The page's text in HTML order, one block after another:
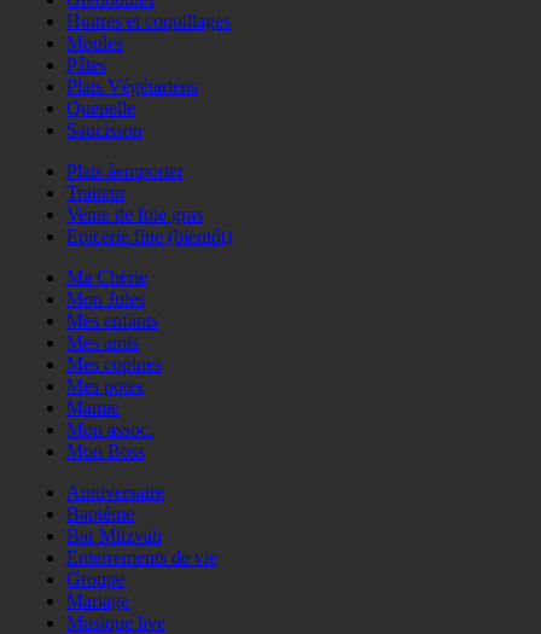
Huitres et coquillages
Moules
Pâtes
Plats Végétariens
Quenelle
Saucisson
Plats àemporter
Traiteur
Vente de foie gras
Epicerie fine (bientôt)
Ma Chérie
Mon Jules
Mes enfants
Mes amis
Mes copines
Mes potes
Mamie
Mon assoc.
Mon Boss
Anniversaire
Baptême
Bar Mitzvah
Enterrements de vie
Groupe
Mariage
Musique live